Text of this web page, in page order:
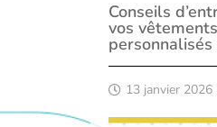
Conseils
vos vêtements
personnalisés
13 janvier 2026